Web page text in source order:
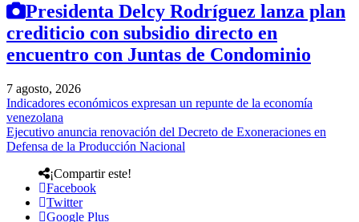
Presidenta Delcy Rodríguez lanza plan
crediticio con subsidio directo en
encuentro con Juntas de Condominio
7 agosto, 2026
Indicadores económicos expresan un repunte de la economía
venezolana
Ejecutivo anuncia renovación del Decreto de Exoneraciones en
Defensa de la Producción Nacional
¡Compartir este!
Facebook
Twitter
Google Plus